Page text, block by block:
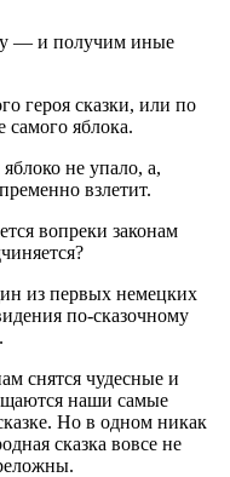
— и получим иные
героя сказки, или по
самого яблока.
не упало, а,
взлетит.
вопреки законам
из первых немецких
по-сказочному
снятся чудесные и
наши самые
Но в одном никак
сказка вовсе не